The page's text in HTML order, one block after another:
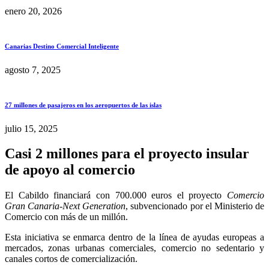
enero 20, 2026
Canarias Destino Comercial Inteligente
agosto 7, 2025
27 millones de pasajeros en los aeropuertos de las islas
julio 15, 2025
Casi 2 millones para el proyecto insular
de apoyo al comercio
El Cabildo financiará con 700.000 euros el proyecto Comercio
Gran Canaria-Next Generation, subvencionado por el Ministerio de
Comercio con más de un millón.
Esta iniciativa se enmarca dentro de la línea de ayudas europeas a
mercados, zonas urbanas comerciales, comercio no sedentario y
canales cortos de comercialización.